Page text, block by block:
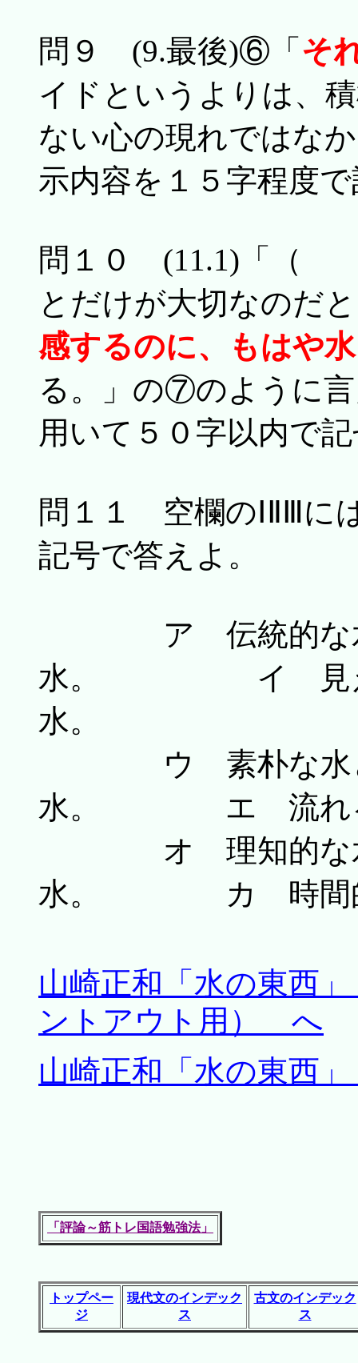
問９ (9.最後)⑥「 そ
イドというよりは、
ない心の現れではな
示内容を１５字程度
問１０ (11.1)「（
とだけが大切なの
感するのに、もはや
る。」の⑦のように
用いて５０字以内で
問１１ 空欄のⅠⅡⅢに
記号で答えよ。
ア 伝統的な水
水。 イ 見えな
水。
ウ 素朴な水と
水。 エ 流れる水
オ 理知的な水
水。 カ 時間的な
山崎正和「水の東西
ントアウト用） へ
山崎正和「水の東
「評論～筋トレ国語勉強法」
トップペー
ジ
現代文のインデック
ス
古文のインデック
ス